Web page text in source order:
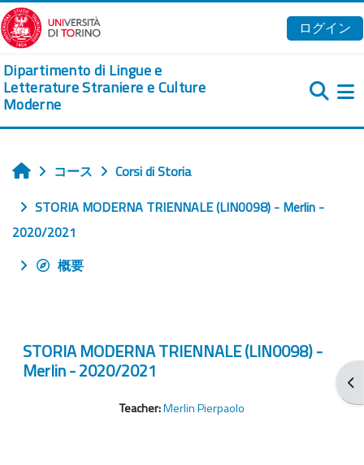
メインコンテンツへスキップする
ログイン
Dipartimento di Lingue e
Letterature Straniere e Culture
Moderne
ブ
ホーム
コース
Corsi di Storia
STORIA MODERNA TRIENNALE (LIN0098) - Merlin -
2020/2021
概要
STORIA MODERNA TRIENNALE (LIN0098) -
Merlin - 2020/2021
Teacher:Merlin Pierpaolo